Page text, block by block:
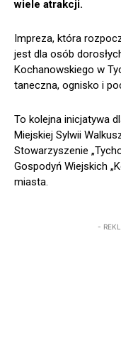
wiele atrakcji.
Impreza, która
jest dla osób
Kochanowskiego w
taneczna, ognisko i
To kolejna inicjatywa
Miejskiej Sylwii
Stowarzyszenie
Gospodyń Wiejskich
miasta.
-